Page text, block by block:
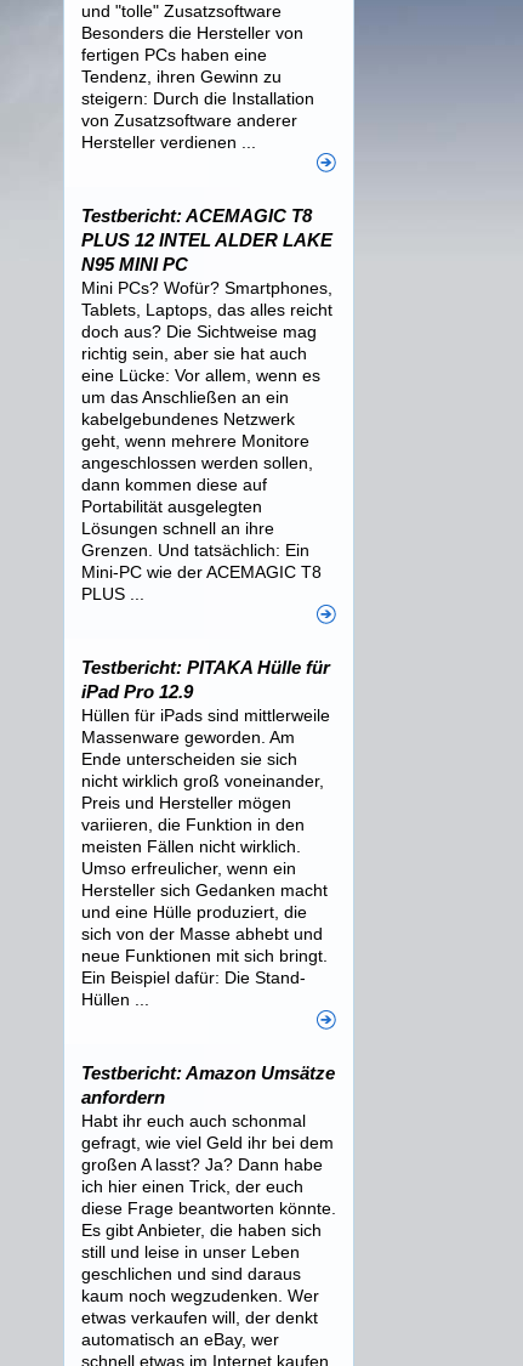
und "tolle" Zusatzsoftware
Besonders die Hersteller von
fertigen PCs haben eine
Tendenz, ihren Gewinn zu
steigern: Durch die Installation
von Zusatzsoftware anderer
Hersteller verdienen ...
Testbericht: ACEMAGIC T8
PLUS 12 INTEL ALDER LAKE
N95 MINI PC
Mini PCs? Wofür? Smartphones,
Tablets, Laptops, das alles reicht
doch aus? Die Sichtweise mag
richtig sein, aber sie hat auch
eine Lücke: Vor allem, wenn es
um das Anschließen an ein
kabelgebundenes Netzwerk
geht, wenn mehrere Monitore
angeschlossen werden sollen,
dann kommen diese auf
Portabilität ausgelegten
Lösungen schnell an ihre
Grenzen. Und tatsächlich: Ein
Mini-PC wie der ACEMAGIC T8
PLUS ...
Testbericht: PITAKA Hülle für
iPad Pro 12.9
Hüllen für iPads sind mittlerweile
Massenware geworden. Am
Ende unterscheiden sie sich
nicht wirklich groß voneinander,
Preis und Hersteller mögen
variieren, die Funktion in den
meisten Fällen nicht wirklich.
Umso erfreulicher, wenn ein
Hersteller sich Gedanken macht
und eine Hülle produziert, die
sich von der Masse abhebt und
neue Funktionen mit sich bringt.
Ein Beispiel dafür: Die Stand-
Hüllen ...
Testbericht: Amazon Umsätze
anfordern
Habt ihr euch auch schonmal
gefragt, wie viel Geld ihr bei dem
großen A lasst? Ja? Dann habe
ich hier einen Trick, der euch
diese Frage beantworten könnte.
Es gibt Anbieter, die haben sich
still und leise in unser Leben
geschlichen und sind daraus
kaum noch wegzudenken. Wer
etwas verkaufen will, der denkt
automatisch an eBay, wer
schnell etwas im Internet kaufen